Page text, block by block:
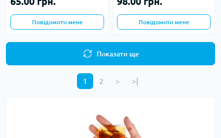
Повідомити мене Повідомити мене
Показати ще
1 2 > >|